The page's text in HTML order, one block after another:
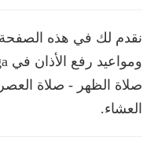
نقدم لك في هذه
صلاة الظهر - صلاة
العشاء.